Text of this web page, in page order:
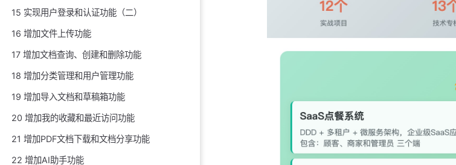
15 实现用户登录和认证功能（二）
16 增加文件上传功能
17 增加文档查询、创建和删除功能
18 增加分类管理和用户管理功能
19 增加导入文档和草稿箱功能
20 增加我的收藏和最近访问功能
21 增加PDF文档下载和文档分享功能
22 增加AI助手功能